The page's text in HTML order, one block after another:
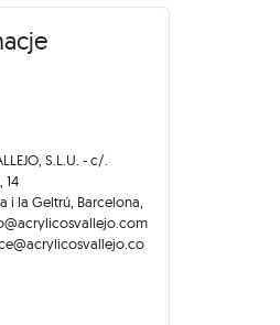
S.L.U. - c/.
14
i la Geltrú, Barcelona,